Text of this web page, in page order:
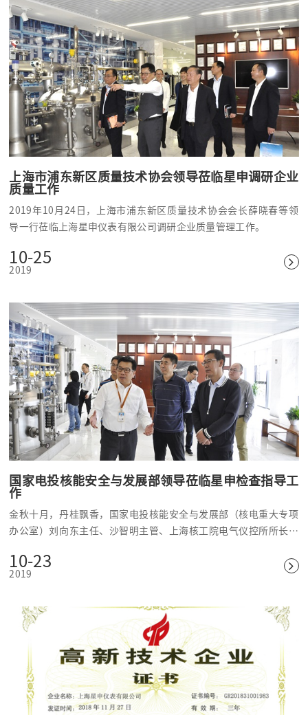
上海市浦东新区质量技术协会领导莅临星申调研企业
质量工作
2019年10月24日，上海市浦东新区质量技术协会会长薛晓春等领
导一行莅临上海星申仪表有限公司调研企业质量管理工作。
10-25
2019
国家电投核能安全与发展部领导莅临星申检查指导工
作
金秋十月，丹桂飘香，国家电投核能安全与发展部（核电重大专项
办公室）刘向东主任、沙智明主管、上海核工院电气仪控所所长助
临上海星申，对星申牵头承担的国家科技重大专项核电仪表研制课
题进行检查指导工作，并召开了检查指导会议。
10-23
2019